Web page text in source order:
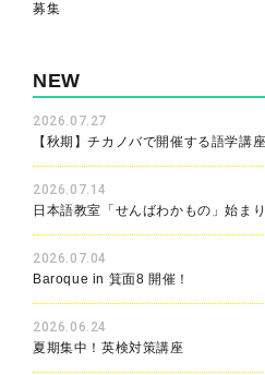
募集
NEW
2026.07.27
【秋期】チカノバで開催する語学講
2026.07.14
日本語教室「せんばわかもの」始まり
2026.07.04
Baroque in 箕面8 開催！
2026.06.24
夏期集中！英検対策講座